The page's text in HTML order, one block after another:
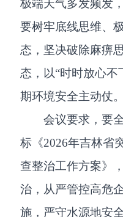
极端天气多发频发
要树牢底线思维、
态，坚决破除麻痹
态，以“时时放心不
期环境安全主动仗。
会议要求，要
标《2026年吉林省
查整治工作方案》
治，从严管控高危
施，严守水源地安